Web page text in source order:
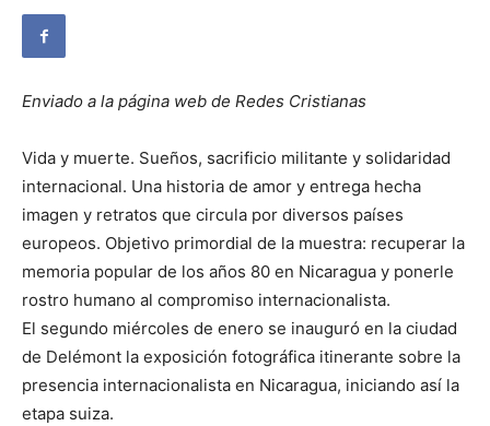
Enviado a la página web de Redes Cristianas
Vida y muerte. Sueños, sacrificio militante y solidaridad
internacional. Una historia de amor y entrega hecha
imagen y retratos que circula por diversos países
europeos. Objetivo primordial de la muestra: recuperar la
memoria popular de los años 80 en Nicaragua y ponerle
rostro humano al compromiso internacionalista.
El segundo miércoles de enero se inauguró en la ciudad
de Delémont la exposición fotográfica itinerante sobre la
presencia internacionalista en Nicaragua, iniciando así la
etapa suiza.